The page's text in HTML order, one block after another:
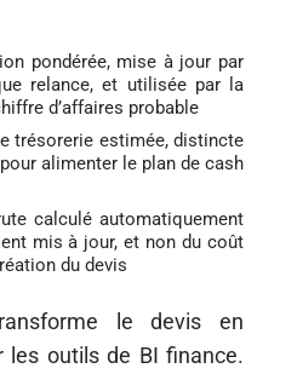
pondérée, mise à jour par
relance, et utilisée par la
d’affaires probable
trésorerie estimée, distincte
alimenter le plan de cash
calculé automatiquement
mis à jour, et non du coût
du devis
le devis en
les outils de BI finance.